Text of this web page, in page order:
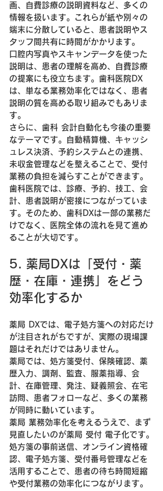
画、自費診療の説明資料など、多くの
情報を扱います。これらが紙や別々の
端末に分散していると、患者説明やス
タッフ間共有に時間がかかります。
口腔内写真やスキャンデータを使った
説明は、患者の理解を高め、自費診療
の提案にも役立ちます。歯科医院DX
は、単なる業務効率化ではなく、患者
説明の質を高める取り組みでもありま
す。
さらに、歯科 会計自動化も今後の重要
なテーマです。自動精算機、キャッシ
ュレス決済、予約システムとの連携、
未収金管理などを整えることで、受付
業務の負担を減らすことができます。
歯科医院では、診療、予約、技工、会
計、患者説明が密接につながっていま
す。そのため、歯科DXは一部の業務だ
けでなく、医院全体の流れを見て進め
ることが大切です。
5. 薬局DXは「受付・薬
歴・在庫・連携」をどう
効率化するか
薬局 DXでは、電子処方箋への対応だけ
が注目されがちですが、実際の現場課
題はそれだけではありません。
薬局では、処方箋受付、保険確認、薬
歴入力、調剤、監査、服薬指導、会
計、在庫管理、発注、疑義照会、在宅
訪問、患者フォローなど、多くの業務
が同時に動いています。
薬局 業務効率化を考えるうえで、まず
見直したいのが薬局 受付 電子化です。
処方箋の事前送信、オンライン資格確
認、電子処方箋、受付番号管理などを
活用することで、患者の待ち時間短縮
や受付業務の効率化につながります。